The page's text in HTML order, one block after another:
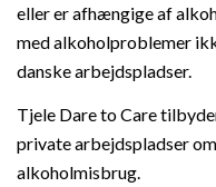
eller er afhængige af
med alkoholproblemer
danske arbejdspladser.
Tjele Dare to Care
private arbejdspladser
alkoholmisbrug.